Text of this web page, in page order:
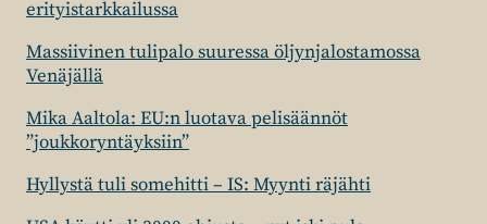
erityistarkkailussa
Massiivinen tulipalo suuressa öljynjalostamossa
Venäjällä
Mika Aaltola: EU:n luotava pelisäännöt
”joukkoryntäyksiin”
Hyllystä tuli somehitti – IS: Myynti räjähti